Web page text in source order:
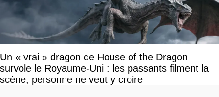
Un « vrai » dragon de House of the Dragon
survole le Royaume-Uni : les passants filment la
scène, personne ne veut y croire